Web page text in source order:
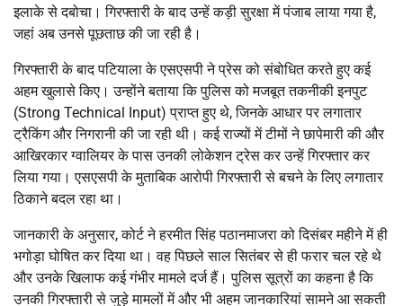
इलाके से दबोचा। गिरफ्तारी के बाद उन्हें कड़ी सुरक्षा में पंजाब लाया गया है,
जहां अब उनसे पूछताछ की जा रही है।
गिरफ्तारी के बाद पटियाला के एसएसपी ने प्रेस को संबोधित करते हुए कई
अहम खुलासे किए। उन्होंने बताया कि पुलिस को मजबूत तकनीकी इनपुट
(Strong Technical Input) प्राप्त हुए थे, जिनके आधार पर लगातार
ट्रैकिंग और निगरानी की जा रही थी। कई राज्यों में टीमों ने छापेमारी की और
आखिरकार ग्वालियर के पास उनकी लोकेशन ट्रेस कर उन्हें गिरफ्तार कर
लिया गया। एसएसपी के मुताबिक आरोपी गिरफ्तारी से बचने के लिए लगातार
ठिकाने बदल रहा था।
जानकारी के अनुसार, कोर्ट ने हरमीत सिंह पठानमाजरा को दिसंबर महीने में ही
भगोड़ा घोषित कर दिया था। वह पिछले साल सितंबर से ही फरार चल रहे थे
और उनके खिलाफ कई गंभीर मामले दर्ज हैं। पुलिस सूत्रों का कहना है कि
उनकी गिरफ्तारी से जुड़े मामलों में और भी अहम जानकारियां सामने आ सकती